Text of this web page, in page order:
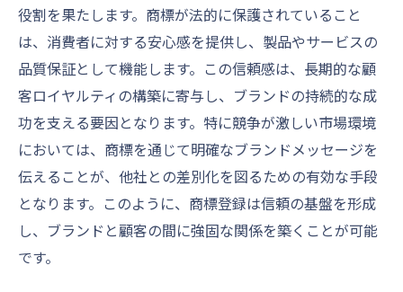
役割を果たします。商標が法的に保護されていること
は、消費者に対する安心感を提供し、製品やサービスの
品質保証として機能します。この信頼感は、長期的な顧
客ロイヤルティの構築に寄与し、ブランドの持続的な成
功を支える要因となります。特に競争が激しい市場環境
においては、商標を通じて明確なブランドメッセージを
伝えることが、他社との差別化を図るための有効な手段
となります。このように、商標登録は信頼の基盤を形成
し、ブランドと顧客の間に強固な関係を築くことが可能
です。